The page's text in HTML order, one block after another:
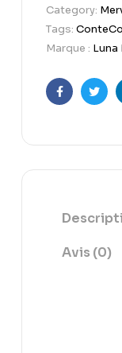
Category:
Tags:
Marque : Luna
Facebook
Avis (0)